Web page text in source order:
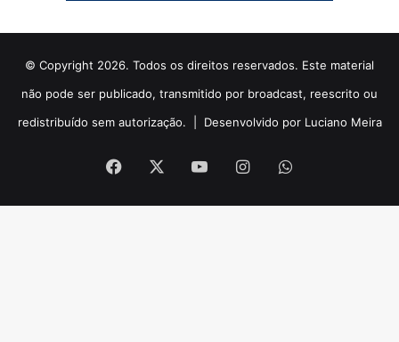
© Copyright 2026. Todos os direitos reservados. Este material
não pode ser publicado, transmitido por broadcast, reescrito ou
redistribuído sem autorização. | Desenvolvido por Luciano Meira
Facebook YouTubeInstagramWhatsApp